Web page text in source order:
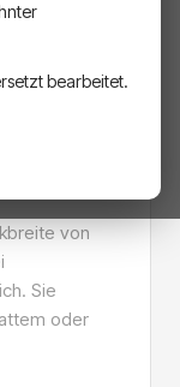
von
Sie
oder
bearbeitet.